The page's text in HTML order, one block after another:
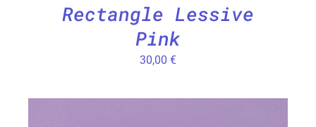
Rectangle Lessive
Pink
30,00 €